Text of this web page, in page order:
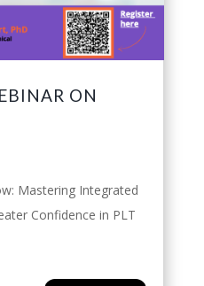
ON
Mastering Integrated
Confidence in PLT